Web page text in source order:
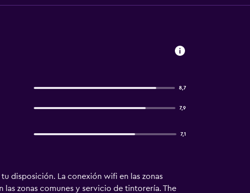
8,7
7,9
7,1
disposición. La conexión wifi en las zonas
zonas comunes y servicio de tintorería. The